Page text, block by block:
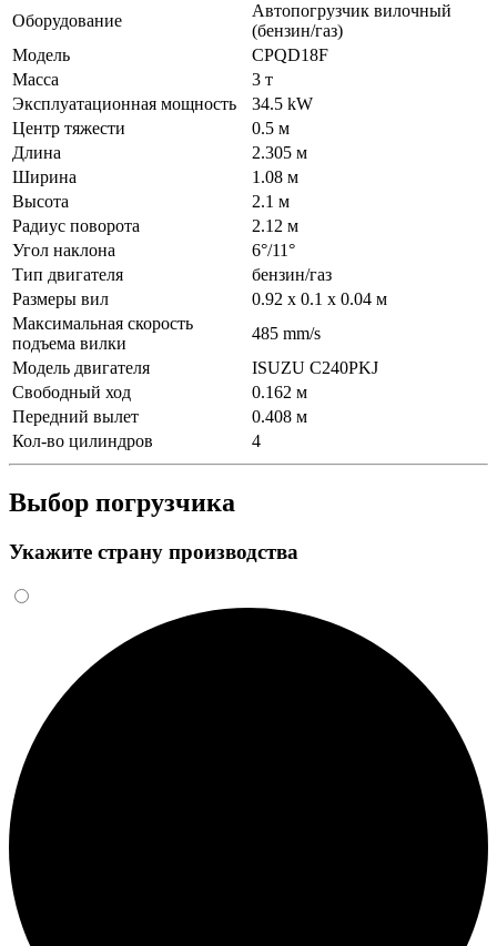
Оборудование
Автопогрузчик вилочный
(бензин/газ)
Модель
CPQD18F
Масса
3 т
Эксплуатационная мощность
34.5 kW
Центр тяжести
0.5 м
Длина
2.305 м
Ширина
1.08 м
Высота
2.1 м
Радиус поворота
2.12 м
Угол наклона
6°/11°
Тип двигателя
бензин/газ
Размеры вил
0.92 x 0.1 x 0.04 м
Максимальная скорость
подъема вилки
485 mm/s
Модель двигателя
ISUZU C240PKJ
Свободный ход
0.162 м
Передний вылет
0.408 м
Кол-во цилиндров
4
Выбор погрузчика
Укажите страну производства